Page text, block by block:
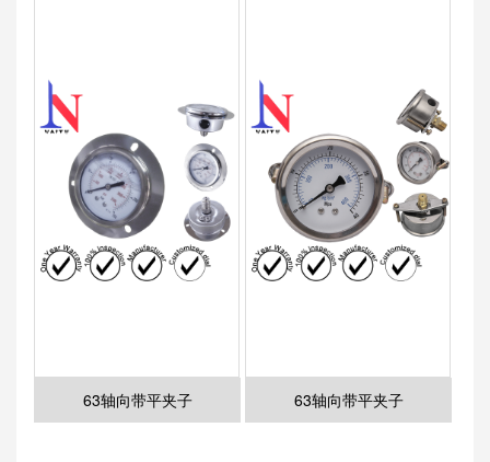
63轴向带平夹子 63轴向带平夹子